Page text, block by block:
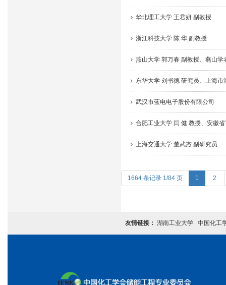
华北理工大学 王君妍 副教授
浙江科技大学 陈 华 副教授
燕山大学 郭万春 副教授、燕山学
东华大学 刘书德 研究员、上海
武汉市蓝电电子股份有限公司
合肥工业大学 闫 健 教授、安徽
上海交通大学 董武杰 副研究员
1664 条记录 1/84 页 1 2
友情链接： 湖南工业大学 中国化工